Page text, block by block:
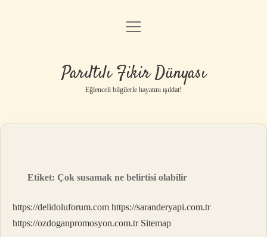
Anasayfa
Yasal Uyarı
menüyü
Parıltılı Fikir Dünyası
Eğlenceli bilgilerle hayatını ışıldat!
Etiket:Çok susamak ne belirtisi olabilir
https://delidoluforum.com https://saranderyapi.com.tr
https://ozdoganpromosyon.com.tr Sitemap